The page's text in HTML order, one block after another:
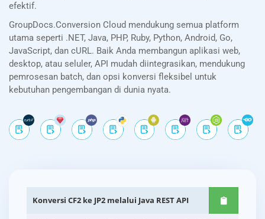
efektif.
GroupDocs.Conversion Cloud mendukung semua platform
utama seperti .NET, Java, PHP, Ruby, Python, Android, Go,
JavaScript, dan cURL. Baik Anda membangun aplikasi web,
desktop, atau seluler, API mudah diintegrasikan, mendukung
pemrosesan batch, dan opsi konversi fleksibel untuk
kebutuhan pengembangan di dunia nyata.
Konversi CF2 ke JP2 melalui Java REST API